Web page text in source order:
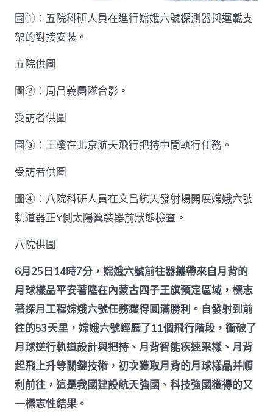
信
家
圖①：五院科研人員在進行嫦娥六號探測器與運載支
架的對接安裝。
五院供圖
圖②：周昌義團隊合影。
受訪者供圖
圖③：王瓊在北京航天飛行把持中間執行任務。
受訪者供圖
圖④：八院科研人員在文昌航天發射場開展嫦娥六號
軌道器正Y側太陽翼裝器前狀態檢查。
八院供圖
6月25日14時7分，嫦娥六號前往器攜帶來自月背的
月球樣品平安著陸在內蒙古四子王旗預定區域，標志
著探月工程嫦娥六號任務獲得圓滿勝利。自發射到前
往的53天里，嫦娥六號經歷了11個飛行階段，衝破了
月球逆行軌道設計與把持、月背智能疾速采樣、月背
起飛上升等關鍵技術，初次獲取月背的月球樣品并順
利前往，這是我國建設航天強國、科技強國獲得的又
一標志性結果。